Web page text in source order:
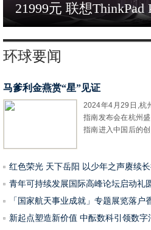
稳定之锚，性能之帆
环球要闻
马爹利金燕赏“星”见证
2024年4月29日,杭
指南发布会在杭州
指南进入中国后的
红色荣光 天下岳阳 以少年之声赓续
青年可持续发展国际高峰论坛启动礼
「国家航天事业成就」专题展览落户
新起点塑造新价值 中酝数科引领数字